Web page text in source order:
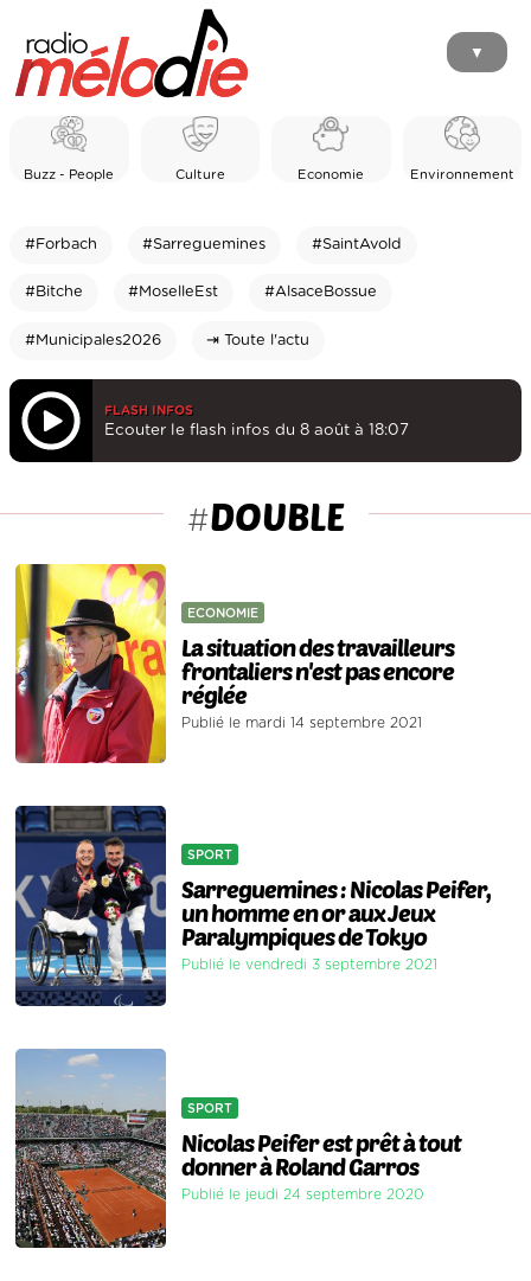
▼
Buzz - People Culture Economie Environnement
#Forbach #Sarreguemines #SaintAvold
#Bitche #MoselleEst #AlsaceBossue
#Municipales2026 ⇥ Toute l'actu
FLASH INFOS
Ecouter le flash infos du 8 août à 18:07
#DOUBLE
ECONOMIE
La situation des travailleurs
frontaliers n'est pas encore
réglée
Publié le mardi 14 septembre 2021
SPORT
Sarreguemines : Nicolas Peifer,
un homme en or aux Jeux
Paralympiques de Tokyo
Publié le vendredi 3 septembre 2021
SPORT
Nicolas Peifer est prêt à tout
donner à Roland Garros
Publié le jeudi 24 septembre 2020